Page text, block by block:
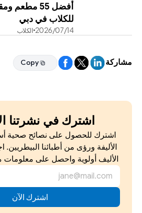
أفضل 55
للكلاب في دبي
14‏/07‏/2026 الكلاب
مشاركة Copy
Copy
اشترك في نشرتنا
الأليف أولوية واحصل على معلومات